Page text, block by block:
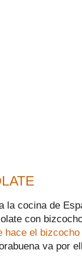
la cocina de
con
hace el
va por